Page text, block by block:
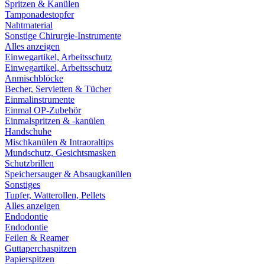
Spritzen & Kanülen
Tamponadestopfer
Nahtmaterial
Sonstige Chirurgie-Instrumente
Alles anzeigen
Einwegartikel, Arbeitsschutz
Einwegartikel, Arbeitsschutz
Anmischblöcke
Becher, Servietten & Tücher
Einmalinstrumente
Einmal OP-Zubehör
Einmalspritzen & -kanülen
Handschuhe
Mischkanülen & Intraoraltips
Mundschutz, Gesichtsmasken
Schutzbrillen
Speichersauger & Absaugkanülen
Sonstiges
Tupfer, Watterollen, Pellets
Alles anzeigen
Endodontie
Endodontie
Feilen & Reamer
Guttaperchaspitzen
Papierspitzen